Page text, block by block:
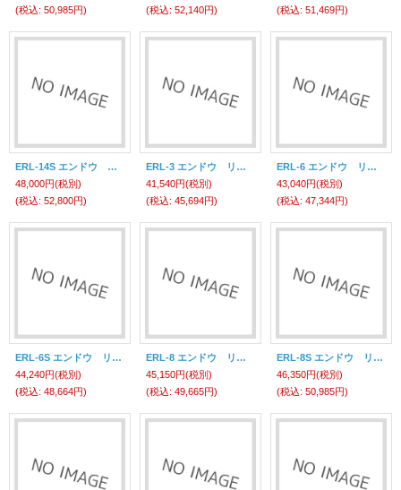
(税込: 50,985円)
(税込: 52,140円)
(税込: 51,469円)
ERL-14S エンドウ リトラクター ERL-14S (ラッカボウシソウチツキ) 遠藤工業(ENDO)
48,000円(税別)
(税込: 52,800円)
ERL-3 エンドウ リトラクター ERL-3 遠藤工業(ENDO)
41,540円(税別)
(税込: 45,694円)
ERL-6 エンドウ リトラクター ERL-6 遠藤工業(ENDO)
43,040円(税別)
(税込: 47,344円)
ERL-6S エンドウ リトラクター ERL-6S (ラッカボウシソウチツキ) 遠藤工業(ENDO)
44,240円(税別)
(税込: 48,664円)
ERL-8 エンドウ リトラクター ERL-8 遠藤工業(ENDO)
45,150円(税別)
(税込: 49,665円)
ERL-8S エンドウ リトラクター ERL-8S (ラッカボウシソウチツキ) 遠藤工業(ENDO)
46,350円(税別)
(税込: 50,985円)